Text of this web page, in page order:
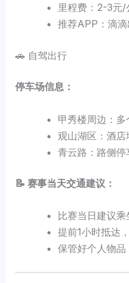
里程费：2-3元/
推荐APP：滴
🚗 自驾出行
停车场信息：
甲秀楼周边：
观山湖区：酒
青云路：路侧
📝 赛事当天交通建议：
比赛当日建议
提前1小时抵达
保管好个人物品